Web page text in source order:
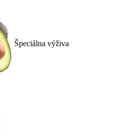
Špeciálna výživa